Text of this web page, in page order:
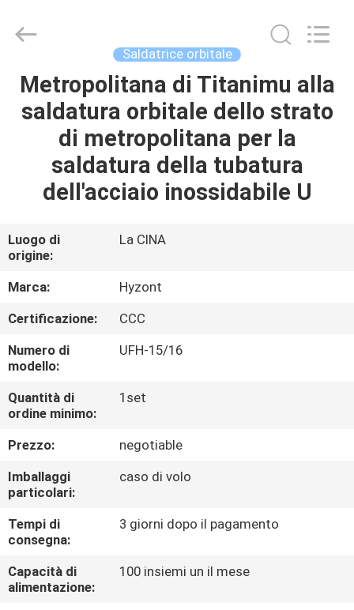
CASA
PRODOTTI
VIDEO
CIRCA
NOI
GIRO
DELLA
FABBRICA
CONTROLLO
DI
QUALITÀ
RICHIEDA
UNA
CITAZIONE
Technologies
Co.,Ltd..
Reserved.
Saldatrice orbitale
Metropolitana di Titanimu alla
saldatura orbitale dello strato
di metropolitana per la
saldatura della tubatura
dell'acciaio inossidabile U
Luogo di
origine:
La CINA
Marca:
Hyzont
Certificazione:
CCC
Numero di
modello:
UFH-15/16
Quantità di
ordine minimo:
1set
Prezzo:
negotiable
Imballaggi
particolari:
caso di volo
Tempi di
consegna:
3 giorni dopo il pagamento
Capacità di
alimentazione:
100 insiemi un il mese